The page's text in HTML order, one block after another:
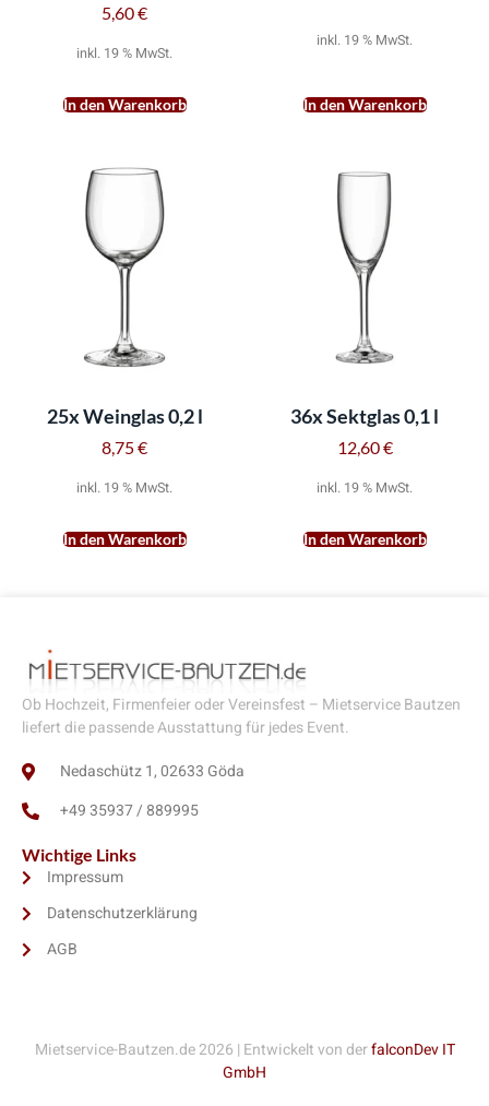
5,60€
inkl. 19 % MwSt.
In den Warenkorb
inkl. 19 % MwSt.
In den Warenkorb
25x Weinglas 0,2 l
8,75€
inkl. 19 % MwSt.
In den Warenkorb
36x Sektglas 0,1 l
12,60€
inkl. 19 % MwSt.
In den Warenkorb
Ob Hochzeit, Firmenfeier oder Vereinsfest – Mietservice Bautzen
liefert die passende Ausstattung für jedes Event.
Nedaschütz 1, 02633 Göda
+49 35937 / 889995
Wichtige Links
Impressum
Datenschutzerklärung
AGB
Mietservice-Bautzen.de 2026 | Entwickelt von derfalconDev IT
GmbH